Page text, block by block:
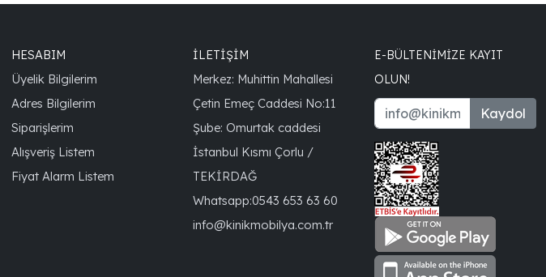
HESABIM
Üyelik Bilgilerim
Adres Bilgilerim
Siparişlerim
Alışveriş Listem
Fiyat Alarm Listem
İLETİŞİM
Merkez: Muhittin Mahallesi
Çetin Emeç Caddesi No:11
Şube: Omurtak caddesi
İstanbul Kısmı Çorlu /
TEKİRDAĞ
Whatsapp:0543 653 63 60
info@kinikmobilya.com.tr
E-BÜLTENIMIZE KAYIT
OLUN!
Kaydol